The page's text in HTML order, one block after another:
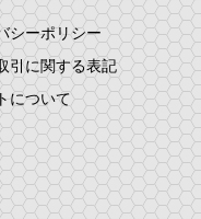
シーポリシー
引に関する表記
について